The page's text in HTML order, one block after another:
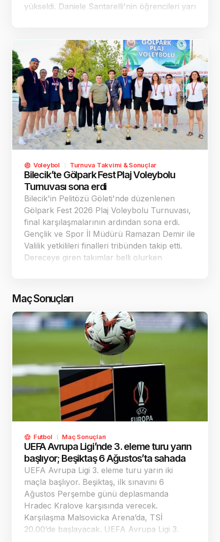
yükseldi. Daniele Santarelli'nin öğrencileri yarı
Voleybol Turnuva Takvimi & Sonuçlar
Bilecik’te Gölpark Fest Plaj Voleybolu
Turnuvası sona erdi
Bilecik'in Pelitözü Göleti'nde düzenlenen
Gölpark Fest 2026 Plaj Voleybolu Turnuvası,
final karşılaşmalarının ardından sona erdi.
Gençlik ve Spor İl Müdürü Ramazan Demir ile
Valilik yetkilileri finalleri tribünden takip etti.
Dereceye giren takımlar belli olurken
Maç Sonuçları
Futbol Maç Sonuçları
UEFA Avrupa Ligi’nde 3. eleme turu yarın
başlıyor; Beşiktaş 6 Ağustos’ta sahada
UEFA Avrupa Ligi 3. eleme turu yarın iki
maçla başlıyor. Beşiktaş, ilk sınavını 6
Ağustos Perşembe günü deplasmanda
Hradec Kralove karşısında verecek.
Karşılaşma Malsovicka Arena’da, TSİ
20.00’de başlayacak. UEFA Avrupa Ligi 3.